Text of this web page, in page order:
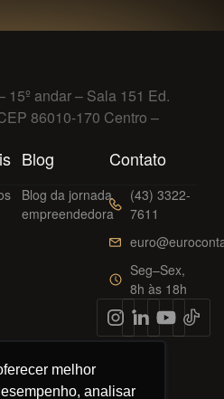
melhor
analisar
15º andar – Sala 151 Ed.
86010-170 Centro –
Blog
Blog da jornada
empreendedora
Contato
(43) 3322-
7611
Seg–Sex,
8h às 18h